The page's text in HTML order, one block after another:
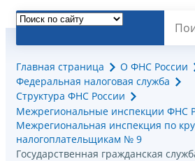
Главная страница
О ФНС России
Федеральная налоговая служба
Структура ФНС России
Межрегиональные инспекции ФНС
Межрегиональная инспекция по
налогоплательщикам № 9
Государственная гражданская